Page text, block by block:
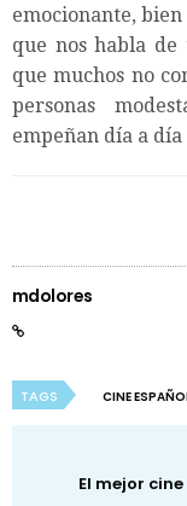
emocionante,
que nos habla
que muchos no
personas
empeñan día a
mdolores
TAGS CINE
El mejor